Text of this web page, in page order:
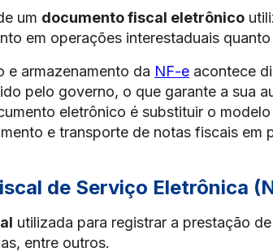
um documento fiscal eletrônico
em operações interestaduais
e armazenamento da NF-e acontece
pelo governo, o que garante a sua
eletrônico é substituir o
e transporte de notas fiscais em
de Serviço Eletrônica
utilizada para registrar a prestação
entre outros.